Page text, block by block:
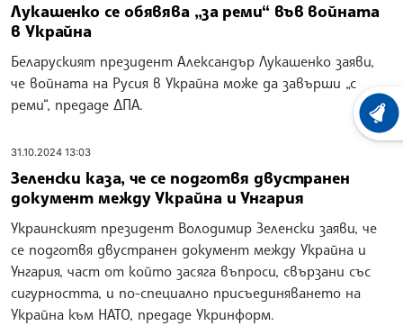
Лукашенко се обявява „за реми“ във войната
в Украйна
Беларуският президент Александър Лукашенко заяви,
че войната на Русия в Украйна може да завърши „с
реми“, предаде ДПА.
31.10.2024 13:03
Зеленски каза, че се подготвя двустранен
документ между Украйна и Унгария
Украинският президент Володимир Зеленски заяви, че
се подготвя двустранен документ между Украйна и
Унгария, част от който засяга въпроси, свързани със
сигурността, и по-специално присъединяването на
Украйна към НАТО, предаде Укринформ.